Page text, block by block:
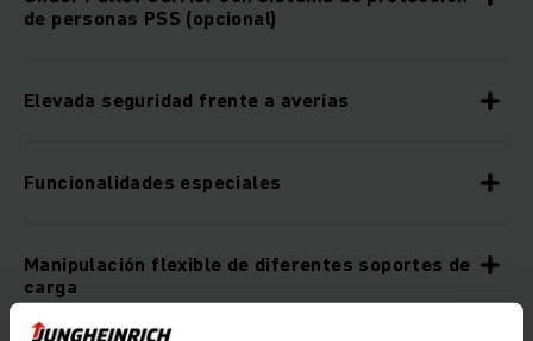
de personas PSS (opcional)
Elevada seguridad frente a averías
Funcionalidades especiales
Manipulación flexible de diferentes soportes de
carga